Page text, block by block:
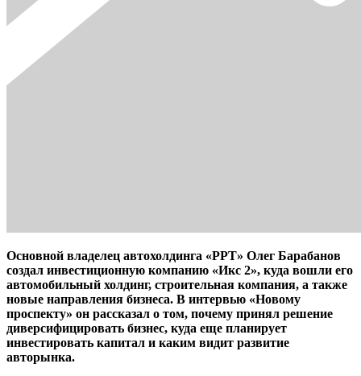
Основной владелец автохолдинга «РРТ» Олег Барабанов
создал инвестиционную компанию «Икс 2», куда вошли его
автомобильный холдинг, строительная компания, а также
новые направления бизнеса. В интервью «Новому
проспекту» он рассказал о том, почему принял решение
диверсифицировать бизнес, куда еще планирует
инвестировать капитал и каким видит развитие
авторынка.